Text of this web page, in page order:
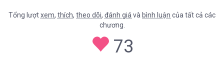
Tổng lượtxem, thích, theo dõi, đánh giávà bình luận của tất cả các
chương.
73